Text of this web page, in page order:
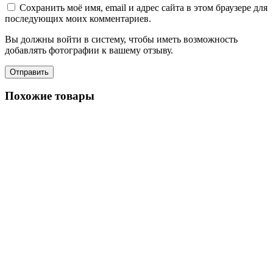
Сохранить моё имя, email и адрес сайта в этом браузере для
последующих моих комментариев.
Вы должны войти в систему, чтобы иметь возможность
добавлять фотографии к вашему отзыву.
Похожие товары